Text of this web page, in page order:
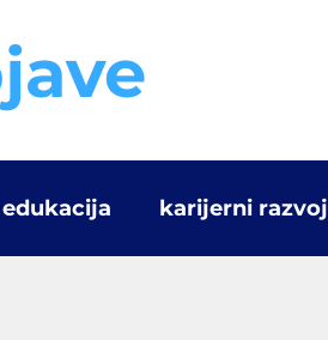
edukacija karijerni razvoj